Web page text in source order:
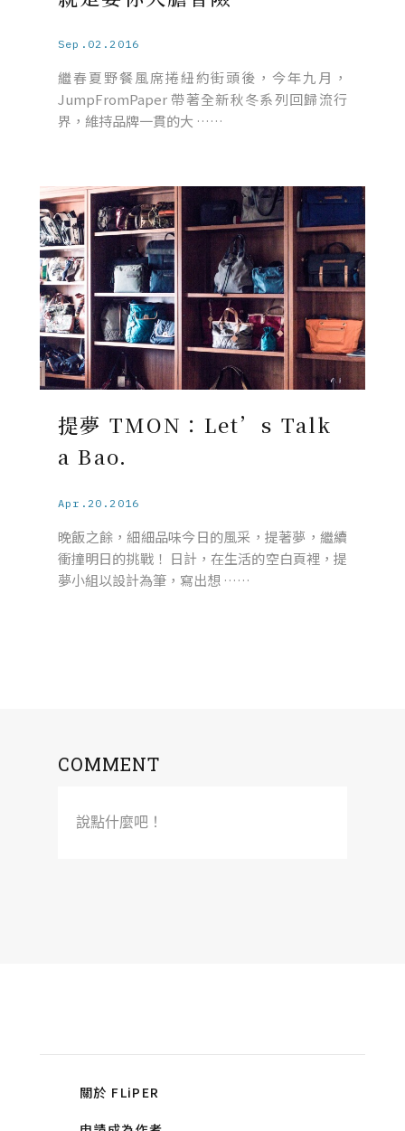
Sep.02.2016
繼春夏野餐風席捲紐約街頭後，今年九月，
JumpFromPaper 帶著全新秋冬系列回歸流行
界，維持品牌一貫的大 ……
提夢 TMON：Let’s Talk
a Bao.
Apr.20.2016
晚飯之餘，細細品味今日的風采，提著夢，繼續
衝撞明日的挑戰！ 日計，在生活的空白頁裡，提
夢小組以設計為筆，寫出想 ……
COMMENT
說點什麼吧！
關於 FLiPER